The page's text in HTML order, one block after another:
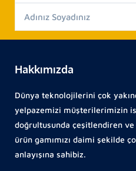
Hakkımızda
Dünya teknolojilerini çok
yelpazemizi müşterilerimizin
doğrultusunda çeşitlendiren
ürün gamımızı daimi şekilde
anlayışına sahibiz.